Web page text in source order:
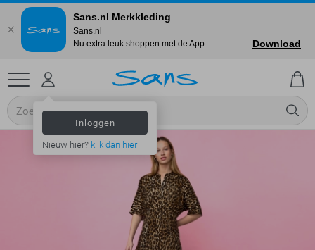
Inloggen
Nieuw hier? klik dan hier
Sans.nl Merkkleding
Sans.nl
Nu extra leuk shoppen met de App.
Download